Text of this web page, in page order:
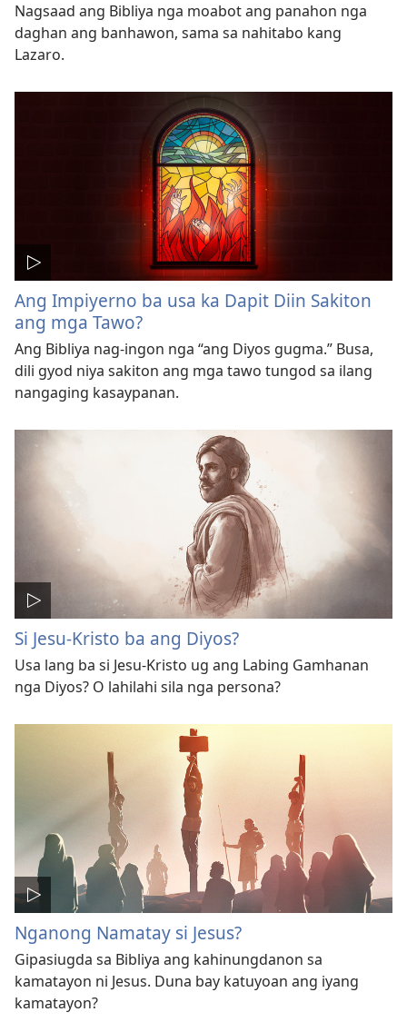
Nagsaad ang Bibliya nga moabot ang panahon nga
daghan ang banhawon, sama sa nahitabo kang
Lazaro.
Ang Impiyerno ba usa ka Dapit Diin Sakiton
ang mga Tawo?
Ang Bibliya nag-ingon nga “ang Diyos gugma.” Busa,
dili gyod niya sakiton ang mga tawo tungod sa ilang
nangaging kasaypanan.
Si Jesu-Kristo ba ang Diyos?
Usa lang ba si Jesu-Kristo ug ang Labing Gamhanan
nga Diyos? O lahilahi sila nga persona?
Nganong Namatay si Jesus?
Gipasiugda sa Bibliya ang kahinungdanon sa
kamatayon ni Jesus. Duna bay katuyoan ang iyang
kamatayon?